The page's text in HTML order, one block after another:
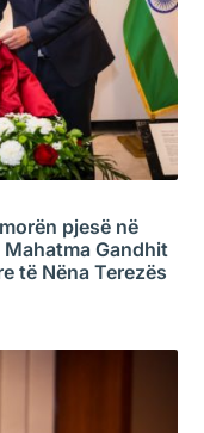
pjesë në
Gandhit
të Nëna Terezës